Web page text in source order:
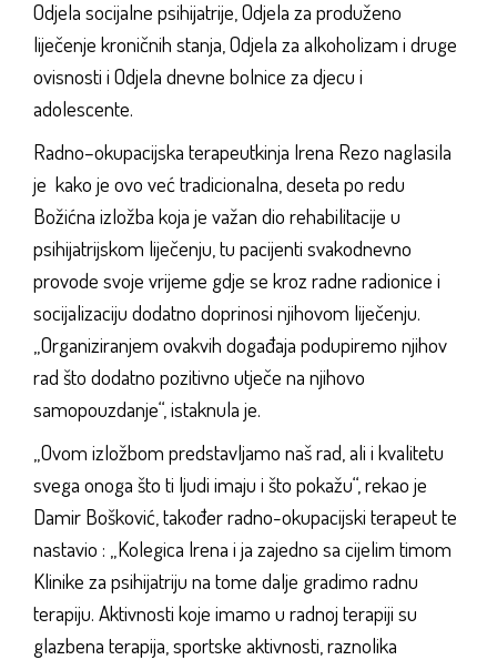
Odjela socijalne psihijatrije, Odjela za produženo
liječenje kroničnih stanja, Odjela za alkoholizam i druge
ovisnosti i Odjela dnevne bolnice za djecu i
adolescente.
Radno–okupacijska terapeutkinja Irena Rezo naglasila
je kako je ovo već tradicionalna, deseta po redu
Božićna izložba koja je važan dio rehabilitacije u
psihijatrijskom liječenju, tu pacijenti svakodnevno
provode svoje vrijeme gdje se kroz radne radionice i
socijalizaciju dodatno doprinosi njihovom liječenju.
„Organiziranjem ovakvih događaja podupiremo njihov
rad što dodatno pozitivno utječe na njihovo
samopouzdanje“, istaknula je.
„Ovom izložbom predstavljamo naš rad, ali i kvalitetu
svega onoga što ti ljudi imaju i što pokažu“, rekao je
Damir Bošković, također radno-okupacijski terapeut te
nastavio : „Kolegica Irena i ja zajedno sa cijelim timom
Klinike za psihijatriju na tome dalje gradimo radnu
terapiju. Aktivnosti koje imamo u radnoj terapiji su
glazbena terapija, sportske aktivnosti, raznolika